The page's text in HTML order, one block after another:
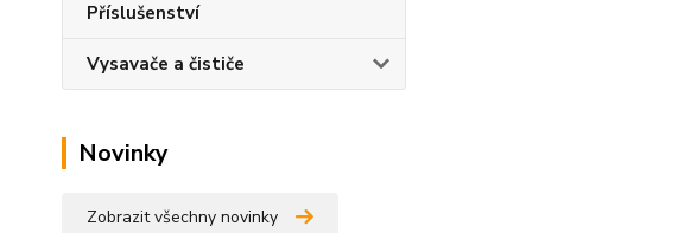
Příslušenství
Vysavače a čističe
Novinky
Zobrazit všechny novinky